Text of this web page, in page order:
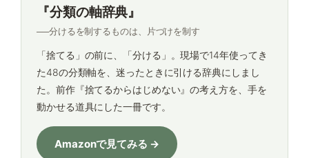
『分類の軸辞典』
──分けるを制するものは、片づけを制す
「捨てる」の前に、「分ける」。現場で14年使ってき
た48の分類軸を、迷ったときに引ける辞典にしまし
た。前作『捨てるからはじめない』の考え方を、手を
動かせる道具にした一冊です。
Amazonで見てみる →